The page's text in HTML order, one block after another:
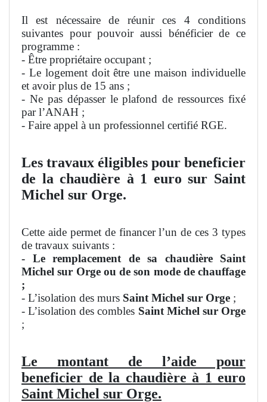
Il est nécessaire de réunir ces 4 conditions
suivantes pour pouvoir aussi bénéficier de ce
programme :
- Être propriétaire occupant ;
- Le logement doit être une maison individuelle
et avoir plus de 15 ans ;
- Ne pas dépasser le plafond de ressources fixé
par l’ANAH ;
- Faire appel à un professionnel certifié RGE.
Les travaux éligibles pour beneficier
de la chaudière à 1 euro sur Saint
Michel sur Orge.
Cette aide permet de financer l’un de ces 3 types
de travaux suivants :
- Le remplacement de sa chaudière Saint
Michel sur Orge ou de son mode de chauffage
;
- L’isolation des murs Saint Michel sur Orge ;
- L’isolation des combles Saint Michel sur Orge
;
Le montant de l’aide pour
beneficier de la chaudière à 1 euro
Saint Michel sur Orge.